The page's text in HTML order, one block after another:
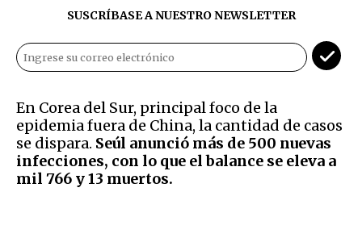
SUSCRÍBASE A NUESTRO NEWSLETTER
En Corea del Sur, principal foco de la
epidemia fuera de China, la cantidad de casos
se dispara. Seúl anunció más de 500 nuevas
infecciones, con lo que el balance se eleva a
mil 766 y 13 muertos.